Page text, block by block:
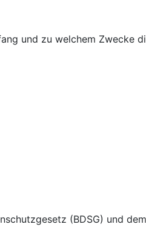
und zu welchem Zwecke
(BDSG) und